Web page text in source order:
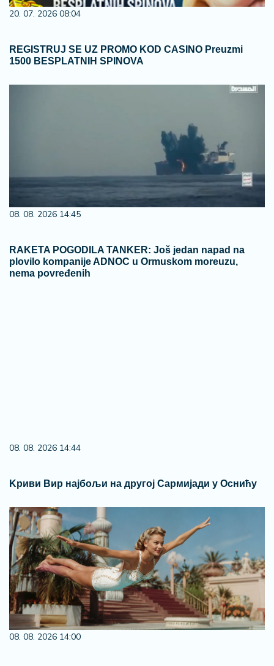
20. 07. 2026 08:04
REGISTRUJ SE UZ PROMO KOD CASINO Preuzmi
1500 BESPLATNIH SPINOVA
08. 08. 2026 14:45
RAKETA POGODILA TANKER: Još jedan napad na
plovilo kompanije ADNOC u Ormuskom moreuzu,
nema povređenih
08. 08. 2026 14:44
Kриви Вир најбољи на другој Сармијади у Оснићу
08. 08. 2026 14:00